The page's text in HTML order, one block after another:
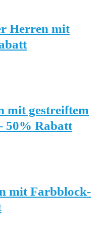
Herren mit
mit gestreiftem
50% Rabatt
mit Farbblock-